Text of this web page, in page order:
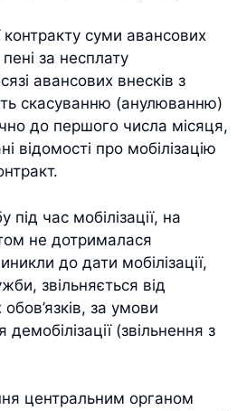
контракту суми авансових
за несплату
авансових внесків з
скасуванню (анулюванню)
до першого числа місяця,
про мобілізацію
час мобілізації, на
не дотрималася
до дати мобілізації,
звільняється від
за умови
(звільнення з
центральним органом